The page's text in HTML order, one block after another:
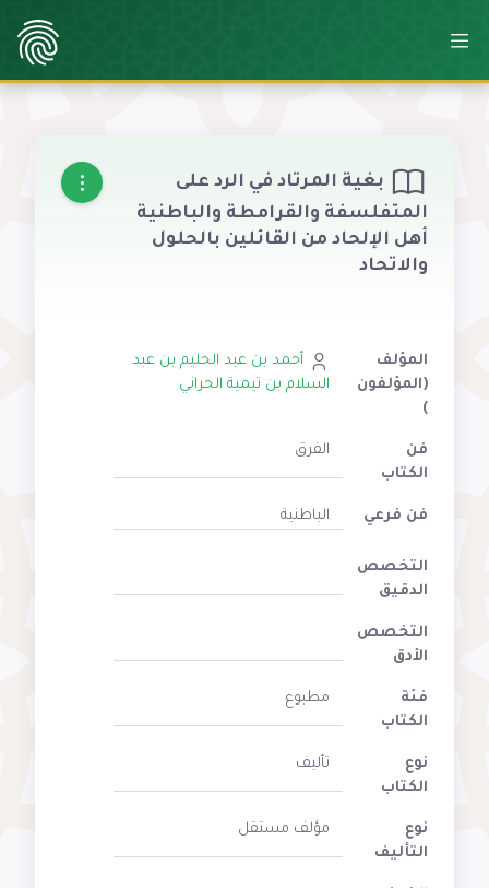
بغية المرتاد في الرد على
المتفلسفة والقرامطة والباطنية
أهل الإلحاد من القائلين بالحلول
والاتحاد
المؤلف
(المؤلفون
)
أحمد بن عبد الحليم بن عبد
السلام بن تيمية الحراني
فن
الكتاب
الفرق
فن فرعي الباطنية
التخصص
الدقيق
التخصص
الأدق
فئة
الكتاب
مطبوع
نوع
الكتاب
تأليف
نوع
التأليف
مؤلف مستقل